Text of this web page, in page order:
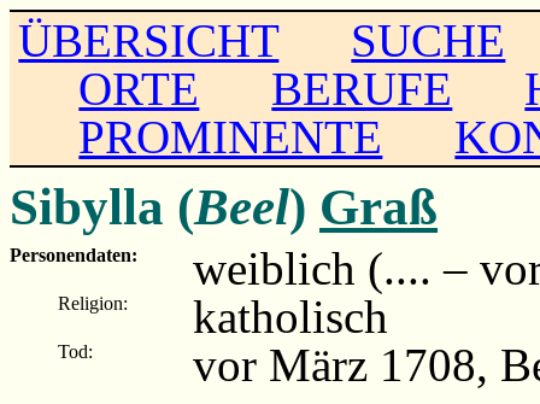
ÜBERSICHT
SUCHE
ORTE
BERUFE
PROMINENTE
Sibylla (Beel) Graß
Personendaten: weiblich (.... –
Religion: katholisch
Tod: vor März 1708,